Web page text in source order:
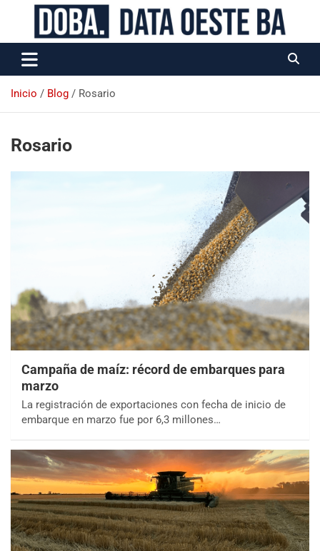
Data Oeste BA
Inicio Blog Rosario
Rosario
Campaña de maíz: récord de embarques para
marzo
La registración de exportaciones con fecha de inicio de
embarque en marzo fue por 6,3 millones…